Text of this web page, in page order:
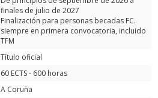
finales de julio de 2027
Finalización para personas becadas FC.
siempre en primera convocatoria, incluido
TFM
Título oficial
60 ECTS - 600 horas
A Coruña